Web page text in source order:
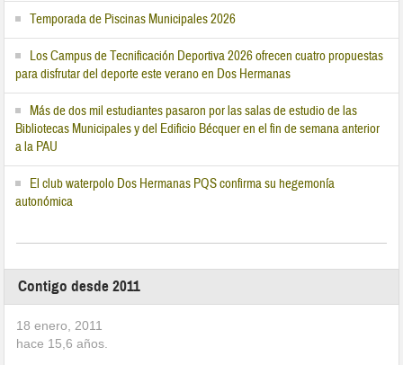
Temporada de Piscinas Municipales 2026
Los Campus de Tecnificación Deportiva 2026 ofrecen cuatro propuestas
para disfrutar del deporte este verano en Dos Hermanas
Más de dos mil estudiantes pasaron por las salas de estudio de las
Bibliotecas Municipales y del Edificio Bécquer en el fin de semana anterior
a la PAU
El club waterpolo Dos Hermanas PQS confirma su hegemonía
autonómica
Contigo desde 2011
18 enero, 2011
hace 15,6 años.